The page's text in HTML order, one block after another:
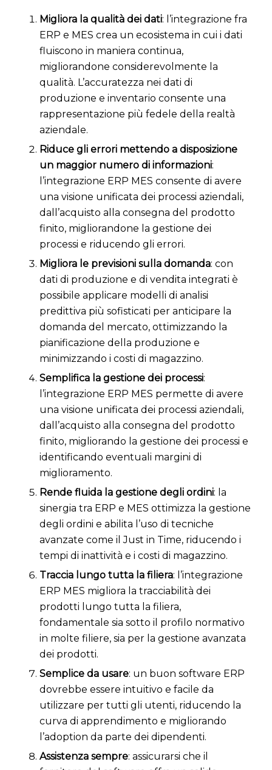
Migliora la qualità dei dati: l’integrazione fra
ERP e MES crea un ecosistema in cui i dati
fluiscono in maniera continua,
migliorandone considerevolmente la
qualità. L’accuratezza nei dati di
produzione e inventario consente una
rappresentazione più fedele della realtà
aziendale.
Riduce gli errori mettendo a disposizione
un maggior numero di informazioni:
l’integrazione ERP MES consente di avere
una visione unificata dei processi aziendali,
dall’acquisto alla consegna del prodotto
finito, migliorandone la gestione dei
processi e riducendo gli errori.
Migliora le previsioni sulla domanda: con
dati di produzione e di vendita integrati è
possibile applicare modelli di analisi
predittiva più sofisticati per anticipare la
domanda del mercato, ottimizzando la
pianificazione della produzione e
minimizzando i costi di magazzino.
Semplifica la gestione dei processi:
l’integrazione ERP MES permette di avere
una visione unificata dei processi aziendali,
dall’acquisto alla consegna del prodotto
finito, migliorando la gestione dei processi e
identificando eventuali margini di
miglioramento.
Rende fluida la gestione degli ordini: la
sinergia tra ERP e MES ottimizza la gestione
degli ordini e abilita l’uso di tecniche
avanzate come il Just in Time, riducendo i
tempi di inattività e i costi di magazzino.
Traccia lungo tutta la filiera: l’integrazione
ERP MES migliora la tracciabilità dei
prodotti lungo tutta la filiera,
fondamentale sia sotto il profilo normativo
in molte filiere, sia per la gestione avanzata
dei prodotti.
Semplice da usare: un buon software ERP
dovrebbe essere intuitivo e facile da
utilizzare per tutti gli utenti, riducendo la
curva di apprendimento e migliorando
l’adoption da parte dei dipendenti.
Assistenza sempre: assicurarsi che il